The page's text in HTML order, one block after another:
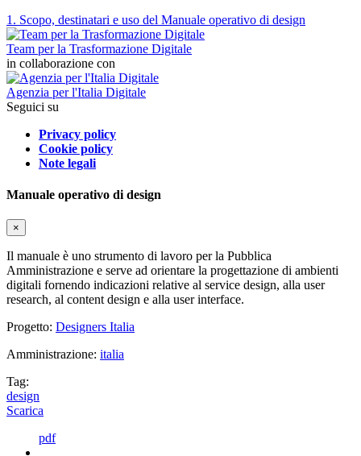
1. Scopo, destinatari e uso del Manuale operativo di design
Team per la Trasformazione Digitale
in collaborazione con
Agenzia per l'Italia Digitale
Seguici su
Privacy policy
Cookie policy
Note legali
Manuale operativo di design
×
Il manuale è uno strumento di lavoro per la Pubblica
Amministrazione e serve ad orientare la progettazione di ambienti
digitali fornendo indicazioni relative al service design, alla user
research, al content design e alla user interface.
Progetto: Designers Italia
Amministrazione: italia
Tag:
design
Scarica
pdf